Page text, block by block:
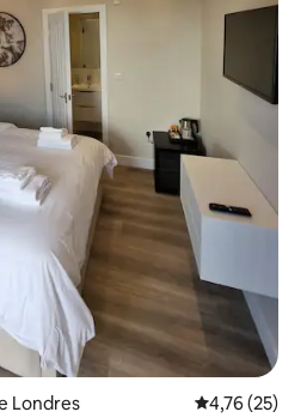
Londres 4,76 de uma
4,76 (25)